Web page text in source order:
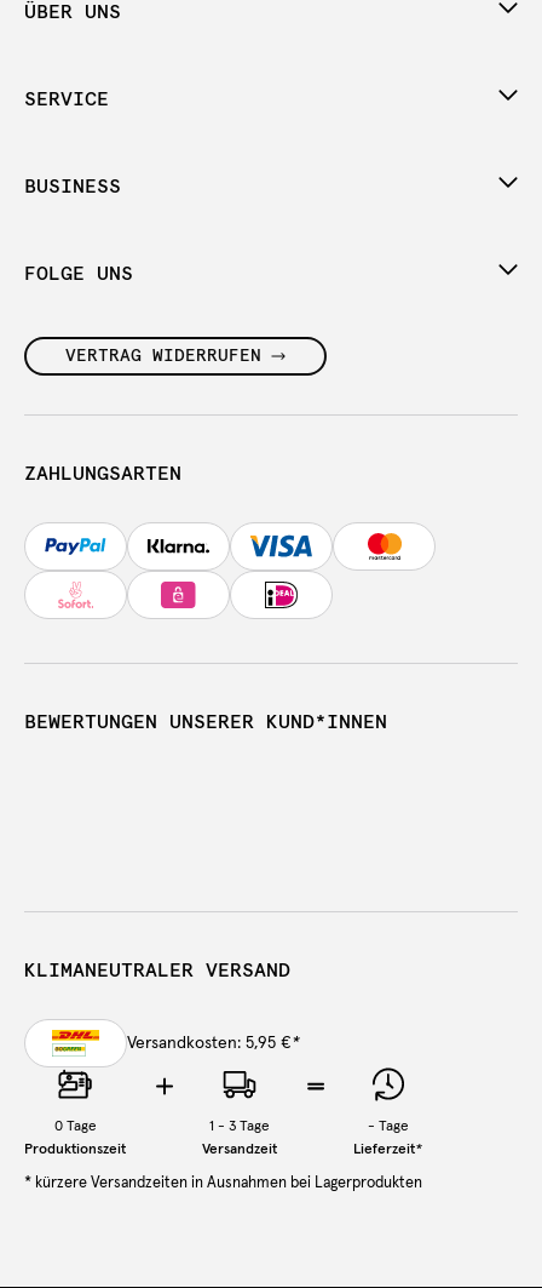
ÜBER UNS
SERVICE
BUSINESS
FOLGE UNS
VERTRAG WIDERRUFEN
ZAHLUNGSARTEN
BEWERTUNGEN UNSERER KUND*INNEN
KLIMANEUTRALER VERSAND
Versandkosten: 5,95 €*
0Tage
Produktionszeit
1 - 3 Tage
Versandzeit
- Tage
Lieferzeit*
* kürzere Versandzeiten in Ausnahmen bei Lagerprodukten